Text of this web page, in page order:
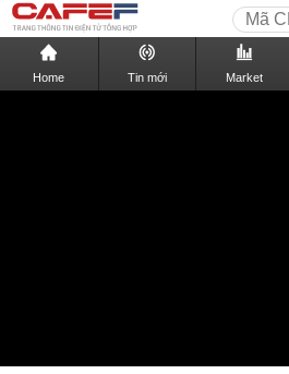
Home Tin mới Market